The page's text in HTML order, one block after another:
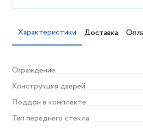
Характеристики Доставка
Ограждение
Конструкция дверей
Поддон в комплекте
Тип переднего стекла